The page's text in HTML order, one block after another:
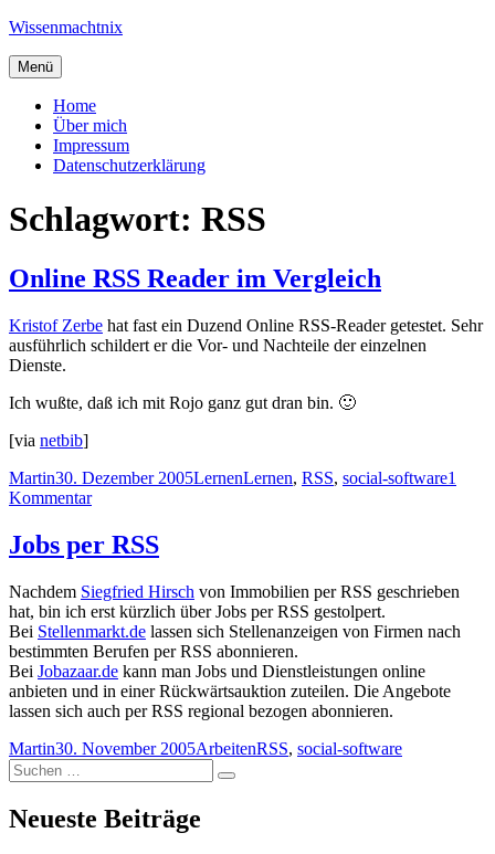
Zum
springen
Wissenmachtnix
Menü
Home
Über mich
Impressum
Datenschutzerklärung
Schlagwort: RSS
Online RSS Reader im Vergleich
Kristof Zerbe hat fast ein Duzend Online RSS-Reader getestet. Sehr
ausführlich schildert er die Vor- und Nachteile der einzelnen
Dienste.
Ich wußte, daß ich mit Rojo ganz gut dran bin. 🙂
[via netbib]
Autor
MartinVeröffentlicht
am
30. Dezember 2005Kategorien
LernenSchlagwörter
Lernen, RSS, social-software1
Kommentarzu
RSS
Reader
Vergleich
Jobs per RSS
Nachdem Siegfried Hirsch von Immobilien per RSS geschrieben
hat, bin ich erst kürzlich über Jobs per RSS gestolpert.
Bei Stellenmarkt.de lassen sich Stellenanzeigen von Firmen nach
bestimmten Berufen per RSS abonnieren.
Bei Jobazaar.de kann man Jobs und Dienstleistungen online
anbieten und in einer Rückwärtsauktion zuteilen. Die Angebote
lassen sich auch per RSS regional bezogen abonnieren.
Autor
MartinVeröffentlicht
am
30. November 2005Kategorien
ArbeitenSchlagwörter
RSS, social-software
Suchen
nach:
Suchen
Neueste Beiträge